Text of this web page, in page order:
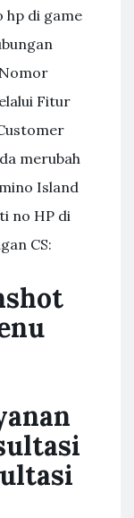
hp di game
Fitur
merubah
Island
no HP di
CS: